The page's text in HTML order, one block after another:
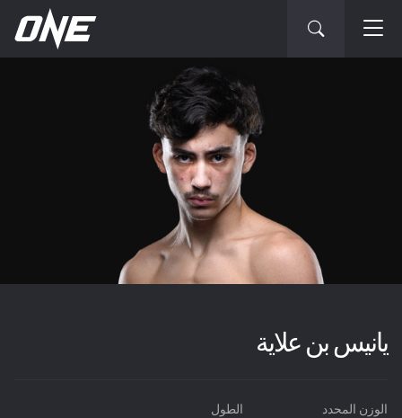
يانيس بن علاية
الوزن المحدد الطول